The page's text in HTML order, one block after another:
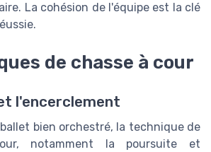
La cohésion de l'équipe est la clé
de chasse à cour
l'encerclement
bien orchestré, la technique de
notamment la poursuite et